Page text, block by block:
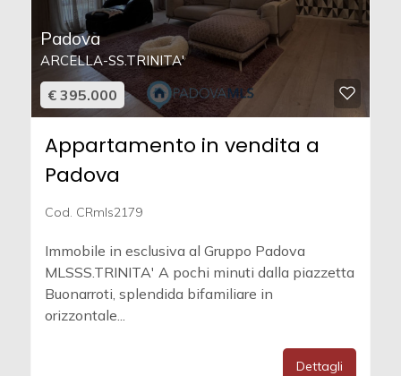
Padova
ARCELLA-SS.TRINITA'
€ 395.000
Appartamento in vendita a
Padova
Cod. CRmls2179
Immobile in esclusiva al Gruppo Padova
MLSSS.TRINITA' A pochi minuti dalla piazzetta
Buonarroti, splendida bifamiliare in
orizzontale...
Dettagli